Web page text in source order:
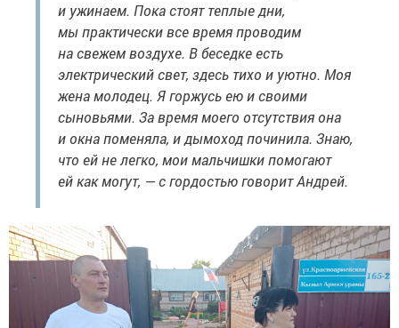
и ужинаем. Пока стоят теплые дни,
мы практически все время проводим
на свежем воздухе. В беседке есть
электрический свет, здесь тихо и уютно. Моя
жена молодец. Я горжусь ею и своими
сыновьями. За время моего отсутствия она
и окна поменяла, и дымоход починила. Знаю,
что ей не легко, мои мальчишки помогают
ей как могут, — с гордостью говорит Андрей.